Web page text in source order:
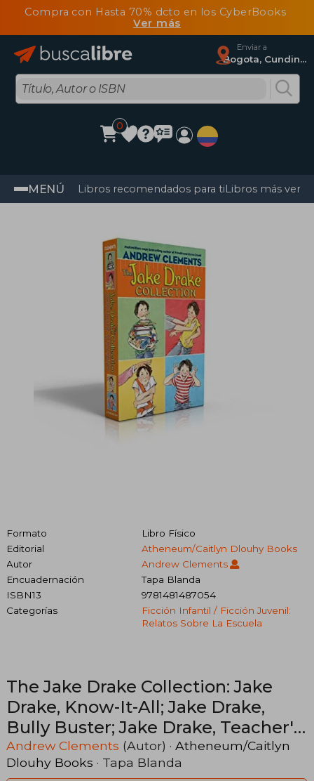
Compra con Hasta 70% dcto en los CyberBooks
Ver más
Enviar a
Bogota, Cundinamarca
0
MENÚ Libros recomendados para tiLibros más
Formato
Libro Físico
Editorial
Atheneum/Caitlyn Dlouhy Books
Autor
Andrew Clements
Encuadernación
Tapa Blanda
ISBN13
9781481487054
Categorías
Ficción Infantil / Ficción Juvenil:
Relatos Sobre La Escuela
The Jake Drake Collection: Jake
Drake, Know-It-All; Jake Drake,
Bully Buster; Jake Drake, Teacher's
Pet; Jake Drake, Class Clown
Andrew Clements (Autor) · Atheneum/Caitlyn
Dlouhy Books · Tapa Blanda